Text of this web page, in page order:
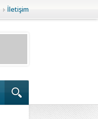
İletişim